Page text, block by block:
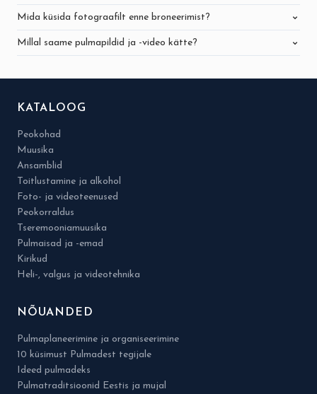
Mida küsida fotograafilt enne broneerimist?
Millal saame pulmapildid ja -video kätte?
KATALOOG
Peokohad
Muusika
Ansamblid
Toitlustamine ja alkohol
Foto- ja videoteenused
Peokorraldus
Tseremooniamuusika
Pulmaisad ja -emad
Kirikud
Heli-, valgus ja videotehnika
NÕUANDED
Pulmaplaneerimine ja organiseerimine
10 küsimust Pulmadest tegijale
Ideed pulmadeks
Pulmatraditsioonid Eestis ja mujal